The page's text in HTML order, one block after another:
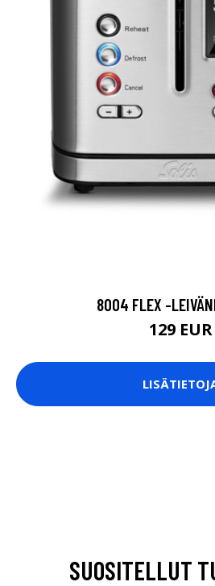
8004 FLEX -
129 EUR
SUOSITELLUT